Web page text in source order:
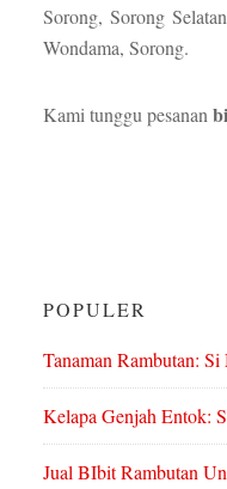
Sorong, Sorong
Wondama, Sorong.
Kami tunggu pesanan
POPULER
Tanaman Rambutan:
Kelapa Genjah Entok:
Jual BIbit Rambutan